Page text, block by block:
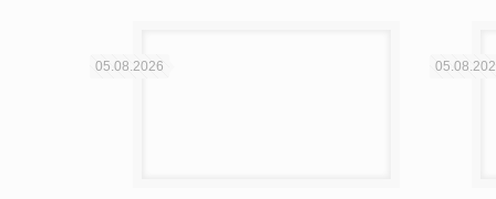
05.08.2026